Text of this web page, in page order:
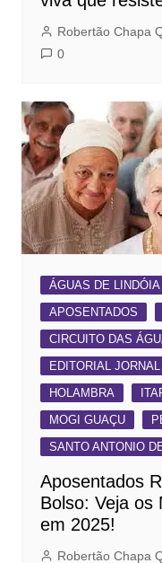
Robertão Chapa
0
ÁGUAS DE LINDÓIA
APOSENTADOS
CIRCUITO DAS
EDITORIAL
HOLAMBRA
MOGI GUAÇU
SANTO ANTONIO
Aposentados
Bolso: Veja os
em 2025!
Robertão Chapa